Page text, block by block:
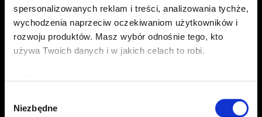
spersonalizowanych reklam i treści, analizowania tychże,
wychodzenia naprzeciw oczekiwaniom użytkowników i
rozwoju produktów. Masz wybór odnośnie tego, kto
używa Twoich danych i w jakich celach to robi.
Jeśli wyrazisz na to zgodę, chcielibyśmy również:
geograficznej z dokładnością nawet do kilku metrów
zgody
Niezbędne
Nie. Jeśli posiadasz wersję płytową na PlayStation 4,
musisz załadować płytę do PlayStation 5, aby
zainstalować wersję gry dla nowej generacji i móc w nią